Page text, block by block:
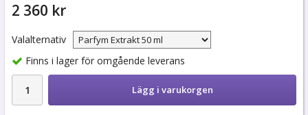
2 360 kr
Valalternativ
Finns i lager för omgående leverans
Lägg i varukorgen